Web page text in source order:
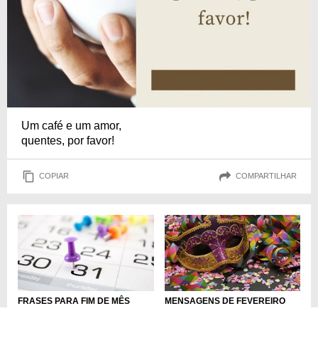
Um café e um amor,
quentes, por favor!
COPIAR COMPARTILHAR
FRASES PARA FIM DE MÊS MENSAGENS DE FEVEREIRO